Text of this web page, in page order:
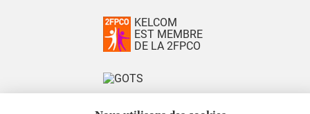
KELCOM
EST MEMBRE
DE LA 2FPCO